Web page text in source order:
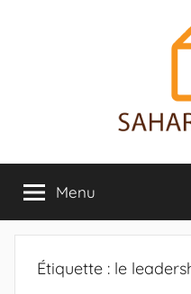
Sahara
News
sur
le
Sahara
révélée
Menu
Étiquette : le